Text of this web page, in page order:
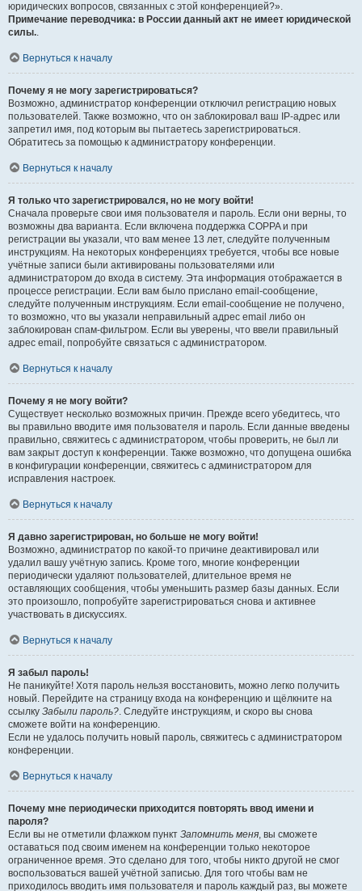
юридических вопросов, связанных с этой конференцией?».
Примечание переводчика: в России данный акт не имеет юридической
силы..
Вернуться к началу
Почему я не могу зарегистрироваться?
Возможно, администратор конференции отключил регистрацию новых
пользователей. Также возможно, что он заблокировал ваш IP-адрес или
запретил имя, под которым вы пытаетесь зарегистрироваться.
Обратитесь за помощью к администратору конференции.
Вернуться к началу
Я только что зарегистрировался, но не могу войти!
Сначала проверьте свои имя пользователя и пароль. Если они верны, то
возможны два варианта. Если включена поддержка COPPA и при
регистрации вы указали, что вам менее 13 лет, следуйте полученным
инструкциям. На некоторых конференциях требуется, чтобы все новые
учётные записи были активированы пользователями или
администратором до входа в систему. Эта информация отображается в
процессе регистрации. Если вам было прислано email-сообщение,
следуйте полученным инструкциям. Если email-сообщение не получено,
то возможно, что вы указали неправильный адрес email либо он
заблокирован спам-фильтром. Если вы уверены, что ввели правильный
адрес email, попробуйте связаться с администратором.
Вернуться к началу
Почему я не могу войти?
Существует несколько возможных причин. Прежде всего убедитесь, что
вы правильно вводите имя пользователя и пароль. Если данные введены
правильно, свяжитесь с администратором, чтобы проверить, не был ли
вам закрыт доступ к конференции. Также возможно, что допущена ошибка
в конфигурации конференции, свяжитесь с администратором для
исправления настроек.
Вернуться к началу
Я давно зарегистрирован, но больше не могу войти!
Возможно, администратор по какой-то причине деактивировал или
удалил вашу учётную запись. Кроме того, многие конференции
периодически удаляют пользователей, длительное время не
оставляющих сообщения, чтобы уменьшить размер базы данных. Если
это произошло, попробуйте зарегистрироваться снова и активнее
участвовать в дискуссиях.
Вернуться к началу
Я забыл пароль!
Не паникуйте! Хотя пароль нельзя восстановить, можно легко получить
новый. Перейдите на страницу входа на конференцию и щёлкните на
ссылку Забыли пароль?. Следуйте инструкциям, и скоро вы снова
сможете войти на конференцию.
Если не удалось получить новый пароль, свяжитесь с администратором
конференции.
Вернуться к началу
Почему мне периодически приходится повторять ввод имени и
пароля?
Если вы не отметили флажком пункт Запомнить меня, вы сможете
оставаться под своим именем на конференции только некоторое
ограниченное время. Это сделано для того, чтобы никто другой не смог
воспользоваться вашей учётной записью. Для того чтобы вам не
приходилось вводить имя пользователя и пароль каждый раз, вы можете